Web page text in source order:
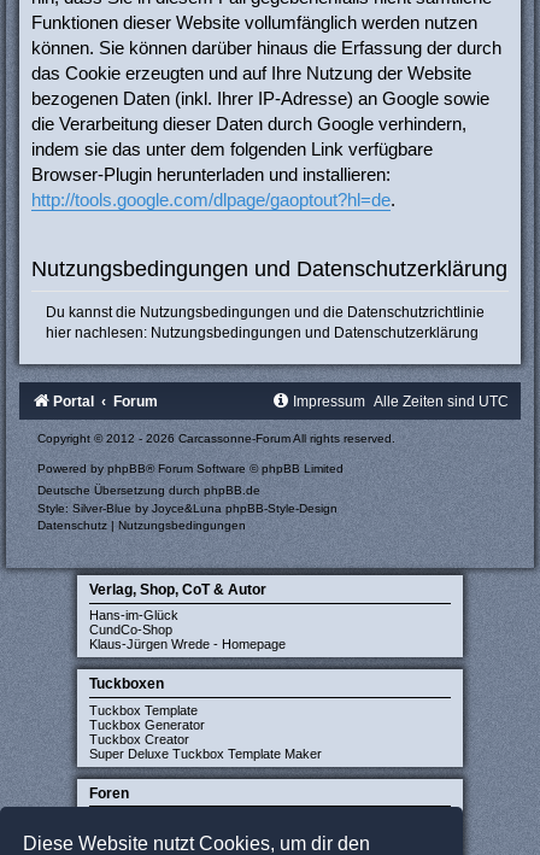
Diese Website nutzt Cookies, um dir den
Funktionen dieser Website vollumfänglich werden nutzen
können. Sie können darüber hinaus die Erfassung der durch
das Cookie erzeugten und auf Ihre Nutzung der Website
bezogenen Daten (inkl. Ihrer IP-Adresse) an Google sowie
die Verarbeitung dieser Daten durch Google verhindern,
indem sie das unter dem folgenden Link verfügbare
Browser-Plugin herunterladen und installieren:
http://tools.google.com/dlpage/gaoptout?hl=de.
Nutzungsbedingungen und Datenschutzerklärung
Du kannst die Nutzungsbedingungen und die Datenschutzrichtlinie
hier nachlesen: Nutzungsbedingungen und Datenschutzerklärung
Portal Forum Alle Zeiten sind UTC
Impressum
Copyright © 2012 - 2026 Carcassonne-Forum All rights reserved.
Powered byphpBB® Forum Software © phpBB Limited
Deutsche Übersetzung durch phpBB.de
Style: Silver-Blue by Joyce&Luna phpBB-Style-Design
Datenschutz | Nutzungsbedingungen
Verlag, Shop, CoT & Autor
Hans-im-Glück
CundCo-Shop
Klaus-Jürgen Wrede - Homepage
Tuckboxen
Tuckbox Template
Tuckbox Generator
Tuckbox Creator
Super Deluxe Tuckbox Template Maker
Foren
CarcassonneCentral (englisch)
Carcassonne Latvija (lettisch)